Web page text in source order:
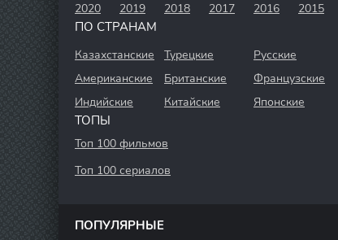
2020
2019 2018 2017 2016 2015
ПО СТРАНАМ
Казахстанские Турецкие
Русские
Американские
Британские
Французские
Индийские
Китайские Японские
ТОПЫ
Топ 100 фильмов
Топ 100 сериалов
ПОПУЛЯРНЫЕ